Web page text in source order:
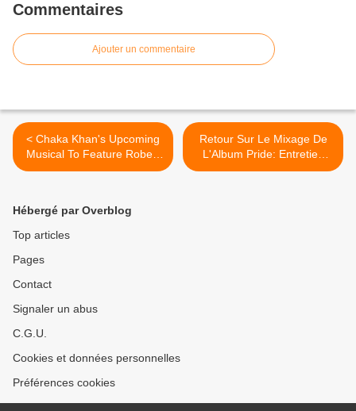
Commentaires
Ajouter un commentaire
< Chaka Khan's Upcoming
Musical To Feature Robert
Palmer!
Retour Sur Le Mixage De
L'Album Pride: Entretien
Exclusif Avec Dominique
Hébergé par Overblog
Top articles
Pages
Contact
Signaler un abus
C.G.U.
Cookies et données personnelles
Préférences cookies